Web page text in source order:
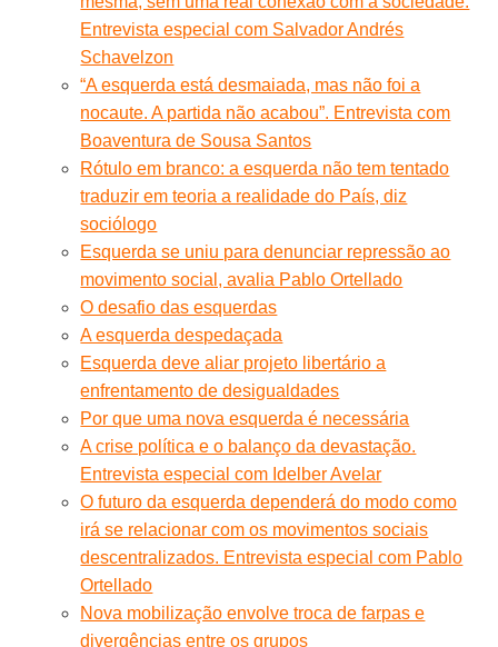
Entrevista especial com Salvador Andrés
Schavelzon
“A esquerda está desmaiada, mas não foi a
nocaute. A partida não acabou”. Entrevista com
Boaventura de Sousa Santos
Rótulo em branco: a esquerda não tem tentado
traduzir em teoria a realidade do País, diz
sociólogo
Esquerda se uniu para denunciar repressão ao
movimento social, avalia Pablo Ortellado
O desafio das esquerdas
A esquerda despedaçada
Esquerda deve aliar projeto libertário a
enfrentamento de desigualdades
Por que uma nova esquerda é necessária
A crise política e o balanço da devastação.
Entrevista especial com Idelber Avelar
O futuro da esquerda dependerá do modo como
irá se relacionar com os movimentos sociais
descentralizados. Entrevista especial com Pablo
Ortellado
Nova mobilização envolve troca de farpas e
divergências entre os grupos